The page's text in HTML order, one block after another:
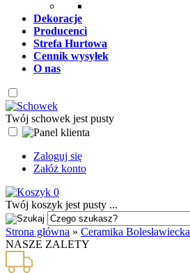
Dekoracje
Producenci
Strefa Hurtowa
Cennik wysyłek
O nas
Twój schowek jest pusty
Zaloguj się
Załóż konto
0
Twój koszyk jest pusty ...
Strona główna » Ceramika Bolesławiecka
NASZE ZALETY